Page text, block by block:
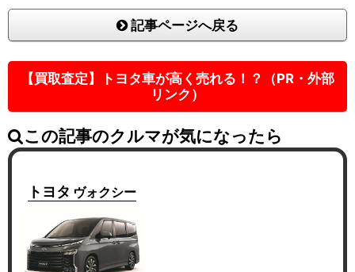
記事ページへ戻る
【買取査定】トヨタ車が高く売れる！？（PR・外部
リンク）
この記事のクルマが気になったら
トヨタ ヴォクシー